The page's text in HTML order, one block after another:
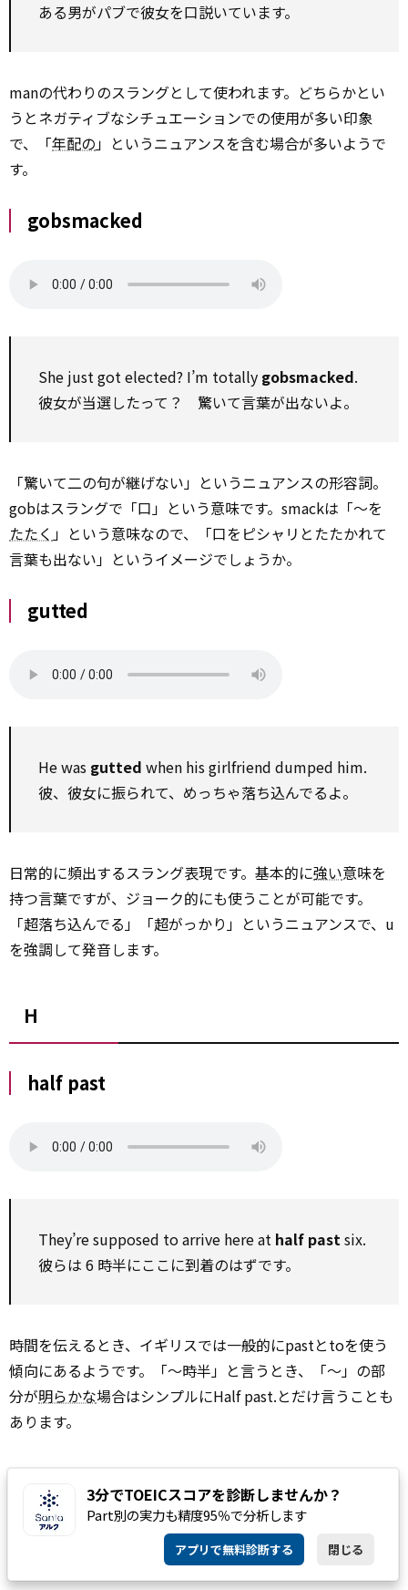
ある男がパブで彼女を口説いています。
manの代わりのスラングとして使われます。どちらかとい
うとネガティブなシチュエーションでの使用が多い印象
で、「年配の」というニュアンスを含む場合が多いようで
す。
gobsmacked
She just got elected? I’m totally gobsmacked.
彼女が当選したって？ 驚いて言葉が出ないよ。
「驚いて二の句が継げない」というニュアンスの形容詞。
gobはスラングで「口」という意味です。smackは「～を
たたく 」という意味なので、「口をピシャリとたたかれて
言葉も出ない」というイメージでしょうか。
gutted
He was gutted when his girlfriend dumped him.
彼、彼女に振られて、めっちゃ落ち込んでるよ。
日常的に頻出するスラング表現です。基本的に強い意味を
持つ言葉ですが、ジョーク的にも使うことが可能です。
「超落ち込んでる」「超がっかり」というニュアンスで、u
を強調して発音します。
H
half past
They’re supposed to arrive here at half pastsix.
彼らは 6 時半にここに到着のはずです。
時間を伝えるとき、イギリスでは一般的にpastとtoを使う
傾向にあるようです。「～時半」と言うとき、「～」の部
分が明らかな場合はシンプルにHalf past.とだけ言うことも
あります。
3分でTOEICスコアを診断しませんか？
Part別の実力も精度95％で分析します
アプリで無料診断する 閉じる